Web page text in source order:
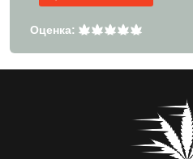
Оценка: